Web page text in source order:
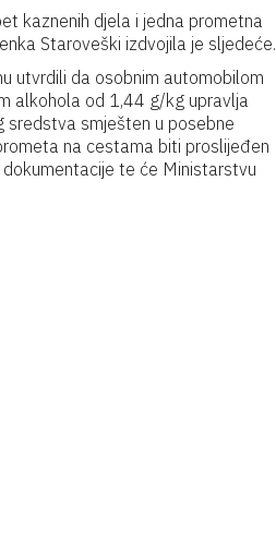
kaznenih djela i jedna prometna
Staroveški izdvojila je sljedeće.
utvrdili da osobnim automobilom
alkohola od 1,44 g/kg upravlja
sredstva smješten u posebne
na cestama biti proslijeđen
te će Ministarstvu